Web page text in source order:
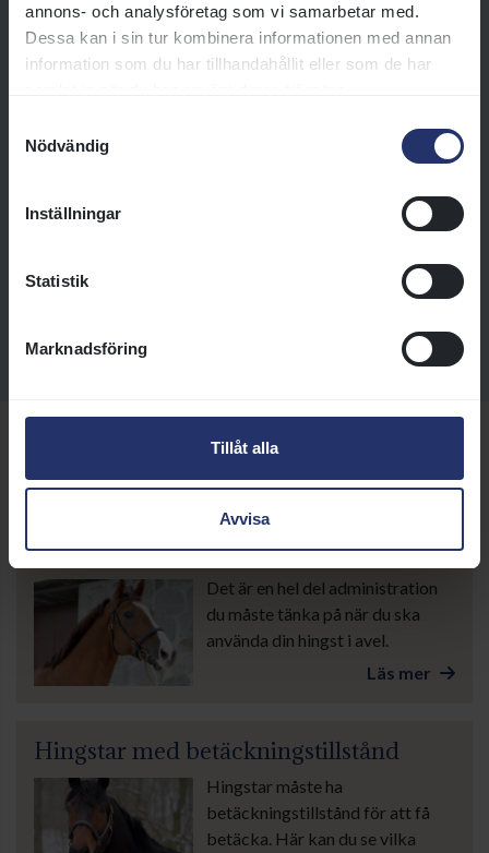
annons- och analysföretag som vi samarbetar med.
Dessa kan i sin tur kombinera informationen med annan
information som du har tillhandahållit eller som de har
Nödvändig
Inställningar
Statistik
Marknadsföring
Tillåt alla
Avvisa
stor vikt på val av sto och hingst.
Läs mer
10 tips till dig som vill föda upp galopphästar
med fullblodsavel? Här är 10 tips
Läs mer
Fler sidor om avelshingstar
Praktisk information för hingstägare
Det är en hel del administration
du måste tänka på när du ska
använda din hingst i avel.
Läs mer
Hingstar med betäckningstillstånd
Hingstar måste ha
betäckningstillstånd för att få
betäcka. Här kan du se vilka